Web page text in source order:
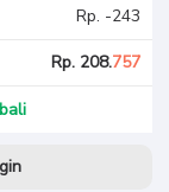
Rp. -243
Rp. 208.757